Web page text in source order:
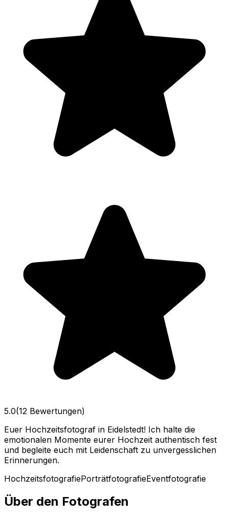
5.0(12 Bewertungen)
Euer Hochzeitsfotograf in Eidelstedt! Ich halte die
emotionalen Momente eurer Hochzeit authentisch fest
und begleite euch mit Leidenschaft zu unvergesslichen
Erinnerungen.
HochzeitsfotografiePorträtfotografieEventfotografie
Über den Fotografen